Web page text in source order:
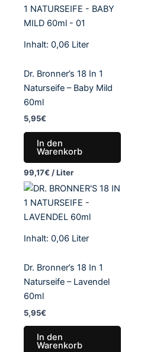
Inhalt: 0,06 Liter
Dr. Bronner’s 18 In 1
Naturseife – Baby Mild
60ml
5,95€
In den
Warenkorb
99,17€ /Liter
Inhalt: 0,06 Liter
Dr. Bronner’s 18 In 1
Naturseife – Lavendel
60ml
5,95€
In den
Warenkorb